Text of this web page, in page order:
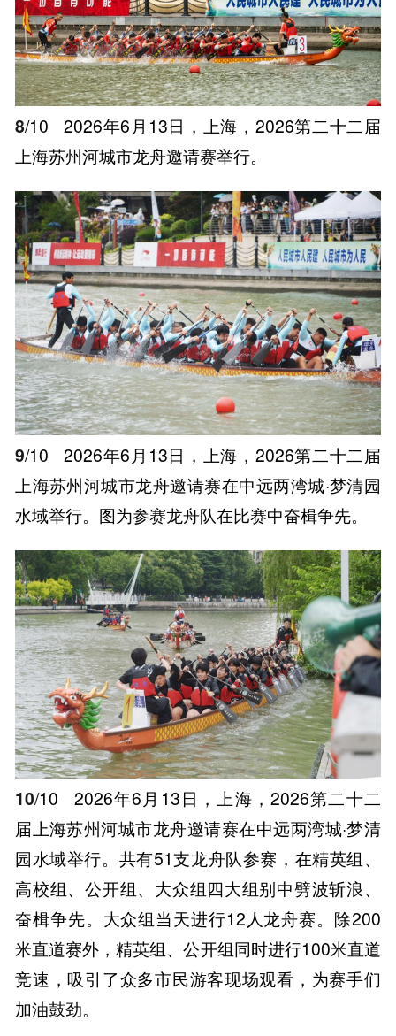
8/10
2026年6月13日，上海，2026第二十二届
上海苏州河城市龙舟邀请赛举行。
9/10
2026年6月13日，上海，2026第二十二届
上海苏州河城市龙舟邀请赛在中远两湾城·梦清园
水域举行。图为参赛龙舟队在比赛中奋楫争先。
10/10
2026年6月13日，上海，2026第二十二
届上海苏州河城市龙舟邀请赛在中远两湾城·梦清
园水域举行。共有51支龙舟队参赛，在精英组、
高校组、公开组、大众组四大组别中劈波斩浪、
奋楫争先。大众组当天进行12人龙舟赛。除200
米直道赛外，精英组、公开组同时进行100米直道
竞速，吸引了众多市民游客现场观看，为赛手们
加油鼓劲。